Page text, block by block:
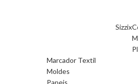
Sizzix
Marcador Textil
Moldes
Papeis